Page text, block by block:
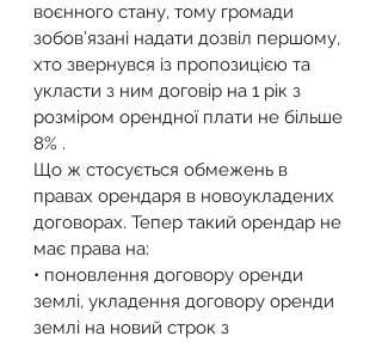
воєнного стану, тому громади
зобов’язані надати дозвіл першому,
хто звернувся із пропозицією та
укласти з ним договір на 1 рік з
розміром орендної плати не більше
8% .
Що ж стосується обмежень в
правах орендаря в новоукладених
договорах. Тепер такий орендар не
має права на:
• поновлення договору оренди
землі, укладення договору оренди
землі на новий строк з